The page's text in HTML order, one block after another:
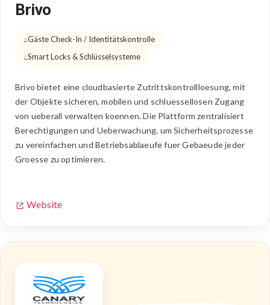
Brivo
Gäste Check-In / Identitätskontrolle
Smart Locks & Schlüsselsysteme
Brivo bietet eine cloudbasierte Zutrittskontrollloesung, mit
der Objekte sicheren, mobilen und schluessellosen Zugang
von ueberall verwalten koennen. Die Plattform zentralisiert
Berechtigungen und Ueberwachung, um Sicherheitsprozesse
zu vereinfachen und Betriebsablaeufe fuer Gebaeude jeder
Groesse zu optimieren.
Website